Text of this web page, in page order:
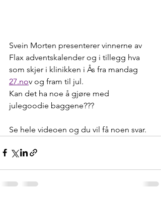
Svein Morten presenterer vinnerne av
Flax adventskalender og i tillegg hva
som skjer i klinikken i Ås fra mandag
27.nov og fram til jul.
Kan det ha noe å gjøre med
julegoodie baggene???
Se hele videoen og du vil få noen svar.